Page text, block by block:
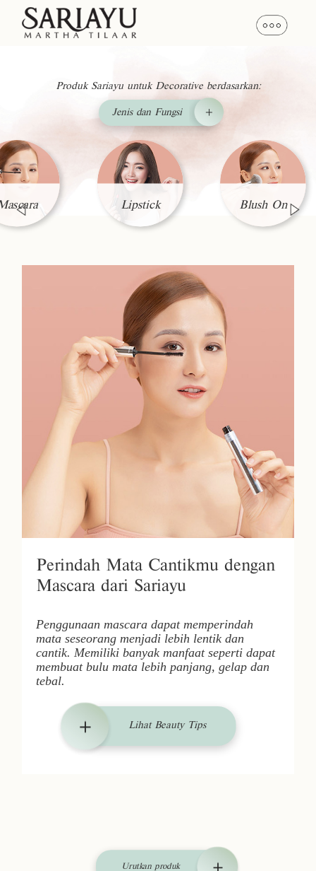
Produk Sariayu untuk Decorative berdasarkan:
Lipstick Blush On
Perindah Mata Cantikmu dengan
Mascara dari Sariayu
Penggunaan mascara dapat memperindah
mata seseorang menjadi lebih lentik dan
cantik. Memiliki banyak manfaat seperti dapat
membuat bulu mata lebih panjang, gelap dan
tebal.
Lihat Beauty Tips
Urutkan produk